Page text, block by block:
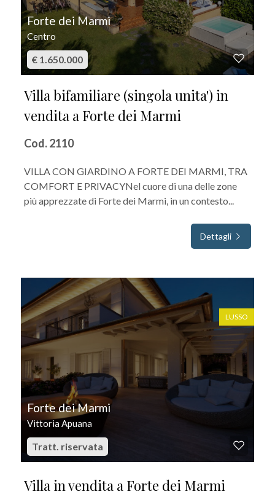
Forte dei Marmi
Centro
€ 1.650.000
Villa bifamiliare (singola unita') in
vendita a Forte dei Marmi
Cod. 2110
VILLA CON GIARDINO A FORTE DEI MARMI, TRA
COMFORT E PRIVACYNel cuore di una delle zone
più apprezzate di Forte dei Marmi, in un contesto...
Dettagli
LUSSO
Forte dei Marmi
Vittoria Apuana
Tratt. riservata
Villa in vendita a Forte dei Marmi